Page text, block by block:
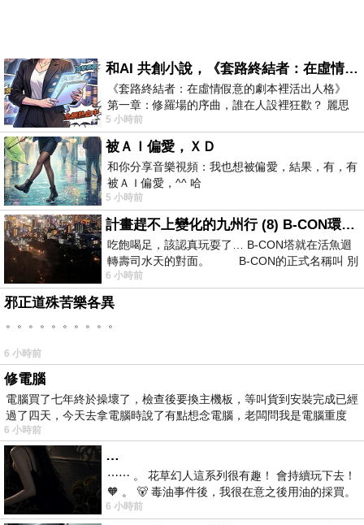
和AI 共創小說，《套路終結者：在虛情假意的劇本裡活出人格》
《套路終結者：在虛情假意的劇本裡活出人格》
第一章：修羅場的序曲，誰在人設裡狂歡？ 麗思
卡爾頓酒店的總統套房內，燈光昏
5 小時前
被ＡＩ偏愛，ＸＤ
和你分享音樂視頻：我也想被偏愛，結果，有，有
被ＡＩ偏愛，^^ 哈
5 小時前
計畫趕不上變化的九州行 (8) B-CON環球塔
吃飽喝足，該認真玩耍了… B-CON塔就在活魚迴
轉壽司水天的對面。 B-CON的正式名稱叫 別
6 小時前
邪正道殊苦樂各異
。。。。。。。。。。
6 小時前
修電腦
電腦買了七年終於操壞了，檢查後要換主機板，等叫貨到安裝完成已經
過了四天，今天去拿電腦時說了有點想念電腦，老闆問我是電腦重度
6 小時前
…
⋯⋯ 。 花草幻人這系列很有趣！ 會持續玩下去！
🧡 。 🐻 毒油事件後，我很在意之後用油的採買。
前天購買了我之前就很愛
6 小時前